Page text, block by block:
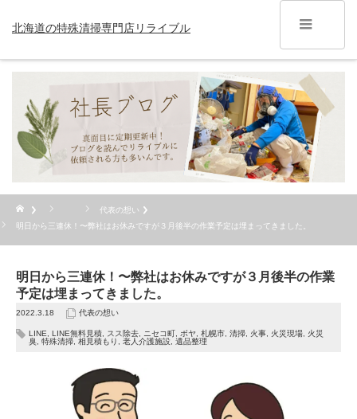
北海道の特殊清掃専門店リライブル
代表の想い
明日から三連休！〜弊社はお休みですが３月後半の作業予定は埋まってきました。
明日から三連休！〜弊社はお休みですが３月後半の作業
予定は埋まってきました。
2022.3.18 代表の想い
LINE, LINE無料見積, スス除去, ニセコ町, ボヤ, 札幌市, 清掃, 火事, 火災現場, 火災
臭, 特殊清掃, 相見積もり , 老人介護施設, 遺品整理